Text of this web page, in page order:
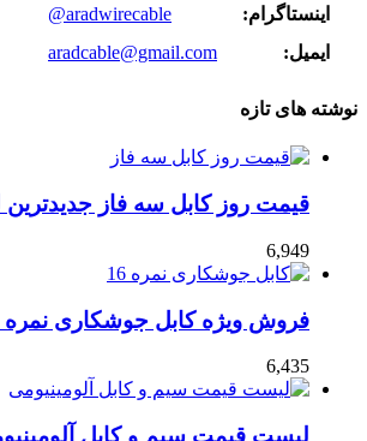
اینستاگرام:
@aradwirecable
ایمیل:
aradcable@gmail.com
نوشته های تازه
قیمت روز کابل سه فاز
6,949
فروش ویژه کابل جوشکاری نمره ۱۶
6,435
لیست قیمت سیم و کابل